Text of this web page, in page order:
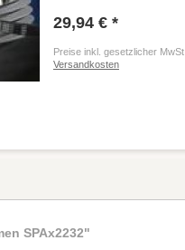
29,94 € *
Preise inkl. gesetzlicher MwSt.
Versandkosten
SPAx2232"